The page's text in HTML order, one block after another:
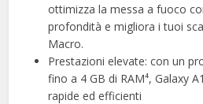
ottimizza la messa a fuoco
profondità e migliora i tuoi
Macro.
Prestazioni elevate: con un
fino a 4 GB di RAM⁴, Galaxy
rapide ed efficienti